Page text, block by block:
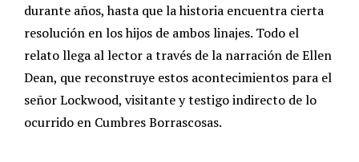
durante años, hasta que la historia encuentra cierta
resolución en los hijos de ambos linajes. Todo el
relato llega al lector a través de la narración de Ellen
Dean, que reconstruye estos acontecimientos para el
señor Lockwood, visitante y testigo indirecto de lo
ocurrido en Cumbres Borrascosas.